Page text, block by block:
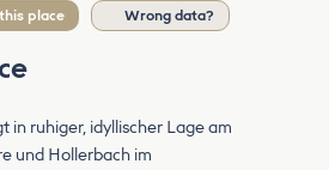
place Wrong data?
in ruhiger, idyllischer Lage am
und Hollerbach im